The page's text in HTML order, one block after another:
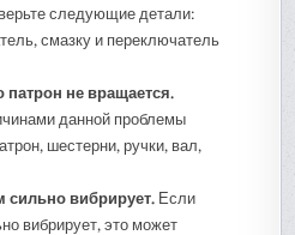
следующие детали:
смазку и переключатель
не вращается.
данной проблемы
шестерни, ручки, вал,
вибрирует. Если
вибрирует, это может